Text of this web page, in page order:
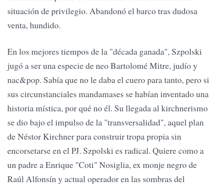
situación de privilegio. Abandonó el barco tras dudosa
venta, hundido.
En los mejores tiempos de la "década ganada", Szpolski
jugó a ser una especie de neo Bartolomé Mitre, judío y
nac&pop. Sabía que no le daba el cuero para tanto, pero si
sus circunstanciales mandamases se habían inventado una
historia mística, por qué no él. Su llegada al kirchnerismo
se dio bajo el impulso de la "transversalidad", aquel plan
de Néstor Kirchner para construir tropa propia sin
encorsetarse en el PJ. Szpolski es radical. Quiere como a
un padre a Enrique "Coti" Nosiglia, ex monje negro de
Raúl Alfonsín y actual operador en las sombras del